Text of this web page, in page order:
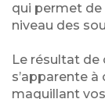
qui permet
niveau des
Le résultat
s’apparente
maquillant vos